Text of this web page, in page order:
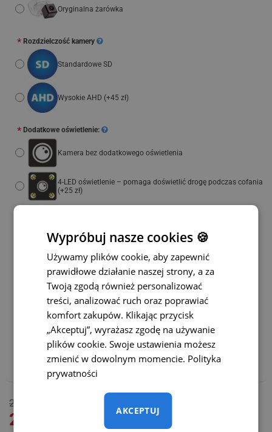
219 zł
265 zł
MODEL: SC-090
Oryginalna żarówka
Rozdzielczość kamery
Standardowe SD
Wysokie AHD (+45 zł)
Dodatkowe oświetlenie:
Kamera bez dodatkowego oświetlenia
4-LED oświetlenie – pomaga doświetlić drogę podczas cofania
(+25 zł)
Łatwiejsze parkowanie:
Statyczne linie parkowania z możliwością ich wyłączenia
(+65 zł)
Polecamy również:
Adapter WiFi do bezprzewodowej transmisji – CENA
(+165 zł)
Wypróbuj nasze cookies 🍪
Używamy plików cookie, aby zapewnić
prawidłowe działanie naszej strony, a za
Twoją zgodą również personalizować
treści, analizować ruch oraz poprawiać
komfort zakupów. Klikając przycisk
„Akceptuj”, wyrażasz zgodę na używanie
plików cookie. Swoje ustawienia możesz
zmienić w dowolnym momencie. Polityka
prywatności
AKCEPTUJ